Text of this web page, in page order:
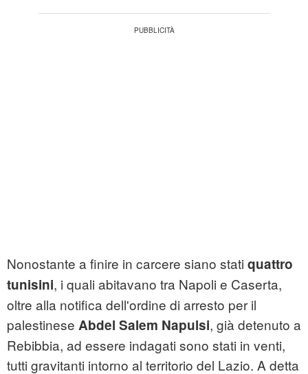
Nonostante a finire in carcere siano stati quattro
tunisini, i quali abitavano tra Napoli e Caserta,
oltre alla notifica dell'ordine di arresto per il
palestinese Abdel Salem Napulsi, già detenuto a
Rebibbia, ad essere indagati sono stati in venti,
tutti gravitanti intorno al territorio del Lazio. A detta